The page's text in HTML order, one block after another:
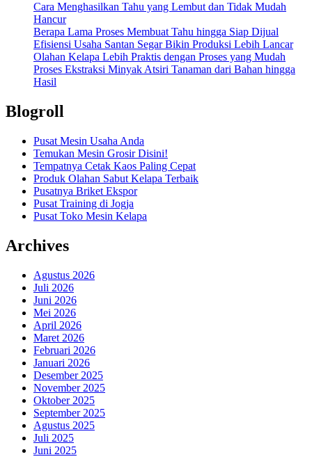
Cara Menghasilkan Tahu yang Lembut dan Tidak Mudah
Hancur
Berapa Lama Proses Membuat Tahu hingga Siap Dijual
Efisiensi Usaha Santan Segar Bikin Produksi Lebih Lancar
Olahan Kelapa Lebih Praktis dengan Proses yang Mudah
Proses Ekstraksi Minyak Atsiri Tanaman dari Bahan hingga
Hasil
Blogroll
Pusat Mesin Usaha Anda
Temukan Mesin Grosir Disini!
Tempatnya Cetak Kaos Paling Cepat
Produk Olahan Sabut Kelapa Terbaik
Pusatnya Briket Ekspor
Pusat Training di Jogja
Pusat Toko Mesin Kelapa
Archives
Agustus 2026
Juli 2026
Juni 2026
Mei 2026
April 2026
Maret 2026
Februari 2026
Januari 2026
Desember 2025
November 2025
Oktober 2025
September 2025
Agustus 2025
Juli 2025
Juni 2025